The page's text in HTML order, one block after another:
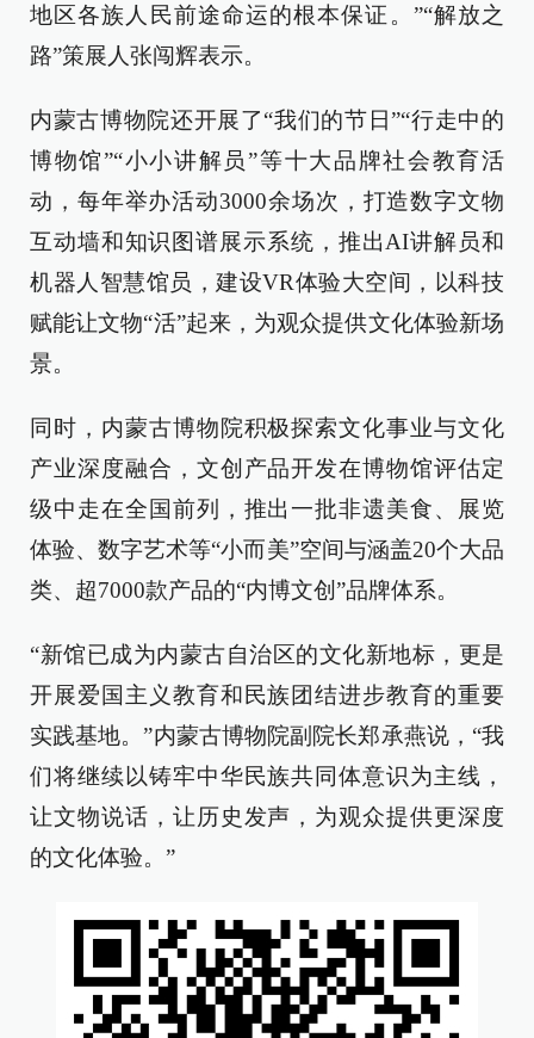
地区各族人民前途命运的根本保证。”“解放之
路”策展人张闯辉表示。
内蒙古博物院还开展了“我们的节日”“行走中的
博物馆”“小小讲解员”等十大品牌社会教育活
动，每年举办活动3000余场次，打造数字文物
互动墙和知识图谱展示系统，推出AI讲解员和
机器人智慧馆员，建设VR体验大空间，以科技
赋能让文物“活”起来，为观众提供文化体验新场
景。
同时，内蒙古博物院积极探索文化事业与文化
产业深度融合，文创产品开发在博物馆评估定
级中走在全国前列，推出一批非遗美食、展览
体验、数字艺术等“小而美”空间与涵盖20个大品
类、超7000款产品的“内博文创”品牌体系。
“新馆已成为内蒙古自治区的文化新地标，更是
开展爱国主义教育和民族团结进步教育的重要
实践基地。”内蒙古博物院副院长郑承燕说，“我
们将继续以铸牢中华民族共同体意识为主线，
让文物说话，让历史发声，为观众提供更深度
的文化体验。”